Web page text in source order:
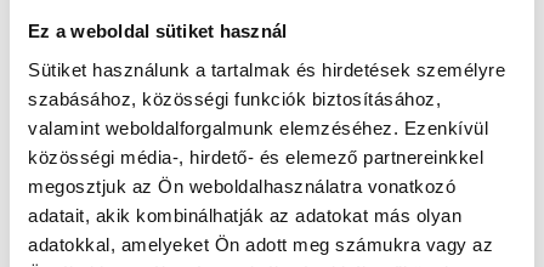
Ez a weboldal sütiket használ
Sütiket használunk a tartalmak és hirdetések személyre
szabásához, közösségi funkciók biztosításához,
valamint weboldalforgalmunk elemzéséhez. Ezenkívül
közösségi média-, hirdető- és elemező partnereinkkel
megosztjuk az Ön weboldalhasználatra vonatkozó
adatait, akik kombinálhatják az adatokat más olyan
adatokkal, amelyeket Ön adott meg számukra vagy az
Fűthető inkubátorok